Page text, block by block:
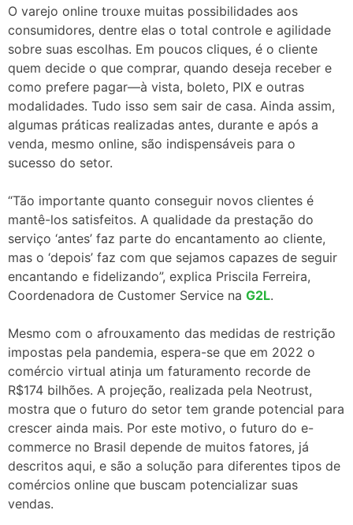
O varejo online trouxe muitas possibilidades aos
consumidores, dentre elas o total controle e agilidade
sobre suas escolhas. Em poucos cliques, é o cliente
quem decide o que comprar, quando deseja receber e
como prefere pagar—à vista, boleto, PIX e outras
modalidades. Tudo isso sem sair de casa. Ainda assim,
algumas práticas realizadas antes, durante e após a
venda, mesmo online, são indispensáveis para o
sucesso do setor.
“Tão importante quanto conseguir novos clientes é
mantê-los satisfeitos. A qualidade da prestação do
serviço ‘antes’ faz parte do encantamento ao cliente,
mas o ‘depois’ faz com que sejamos capazes de seguir
encantando e fidelizando”, explica Priscila Ferreira,
Coordenadora de Customer Service na G2L.
Mesmo com o afrouxamento das medidas de restrição
impostas pela pandemia, espera-se que em 2022 o
comércio virtual atinja um faturamento recorde de
R$174 bilhões. A projeção, realizada pela Neotrust,
mostra que o futuro do setor tem grande potencial para
crescer ainda mais. Por este motivo, o futuro do e-
commerce no Brasil depende de muitos fatores, já
descritos aqui, e são a solução para diferentes tipos de
comércios online que buscam potencializar suas
vendas.